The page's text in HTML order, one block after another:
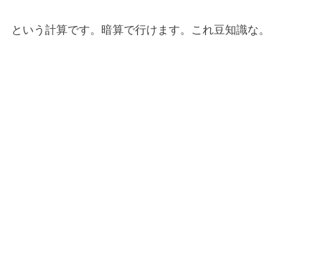
という計算です。暗算で行けます。これ豆知識な。